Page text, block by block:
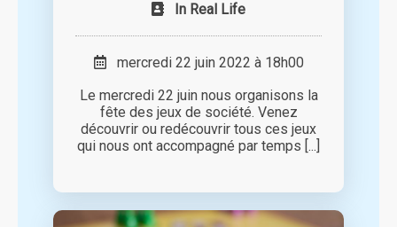
In Real Life
mercredi 22 juin 2022 à 18h00
Le mercredi 22 juin nous organisons la
fête des jeux de société. Venez
découvrir ou redécouvrir tous ces jeux
qui nous ont accompagné par temps [...]